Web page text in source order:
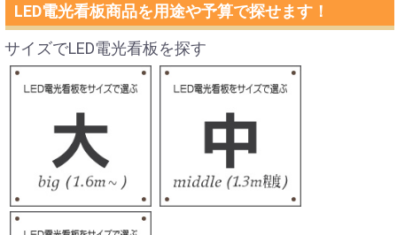
LED電光看板商品を用途や予算で探せます！
サイズでLED電光看板を探す